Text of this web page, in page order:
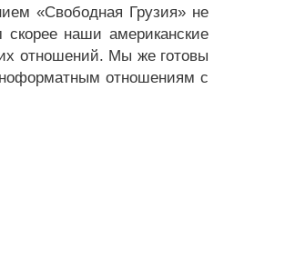
«Свободная Грузия» не
наши американские
отношений. Мы же готовы
отношениям с